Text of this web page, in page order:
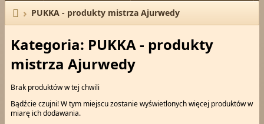

Strona główna
PUKKA - produkty mistrza Ajurwedy
Kategoria: PUKKA - produkty
mistrza Ajurwedy
Brak produktów w tej chwili
Bądźcie czujni! W tym miejscu zostanie wyświetlonych więcej produktów w
miarę ich dodawania.